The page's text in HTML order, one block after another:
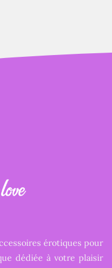
érotiques pour
dédiée à votre plaisir